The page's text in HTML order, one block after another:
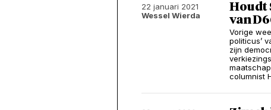
22 januari 2021
Wessel Wierda
Houdt
van
Vorige
politicus’
zijn
columnist